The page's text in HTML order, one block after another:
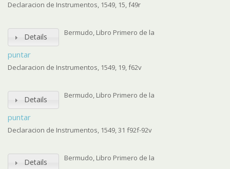
Declaracion de Instrumentos, 1549, 15, f49r
Details
puntar
Bermudo, Libro Primero de la
Declaracion de Instrumentos, 1549, 19, f62v
Details
puntar
Bermudo, Libro Primero de la
Declaracion de Instrumentos, 1549, 31 f92f-92v
Details Bermudo, Libro Primero de la